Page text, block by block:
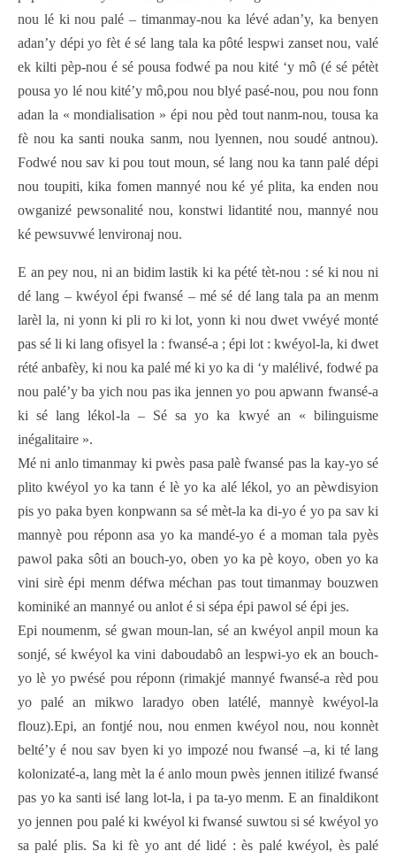
nou lé ki nou palé – timanmay-nou ka lévé adan’y, ka benyen
adan’y dépi yo fèt é sé lang tala ka pôté lespwi zanset nou, valé
ek kilti pèp-nou é sé pousa fodwé pa nou kité ‘y mô (é sé pétèt
pousa yo lé nou kité’y mô,pou nou blyé pasé-nou, pou nou fonn
adan la « mondialisation » épi nou pèd tout nanm-nou, tousa ka
fè nou ka santi nouka sanm, nou lyennen, nou soudé antnou).
Fodwé nou sav ki pou tout moun, sé lang nou ka tann palé dépi
nou toupiti, kika fomen mannyé nou ké yé plita, ka enden nou
owganizé pewsonalité nou, konstwi lidantité nou, mannyé nou
ké pewsuvwé lenvironaj nou.
E an pey nou, ni an bidim lastik ki ka pété tèt-nou : sé ki nou ni
dé lang – kwéyol épi fwansé – mé sé dé lang tala pa an menm
larèl la, ni yonn ki pli ro ki lot, yonn ki nou dwet vwéyé monté
pas sé li ki lang ofisyel la : fwansé-a ; épi lot : kwéyol-la, ki dwet
rété anbafèy, ki nou ka palé mé ki yo ka di ‘y malélivé, fodwé pa
nou palé’y ba yich nou pas ika jennen yo pou apwann fwansé-a
ki sé lang lékol-la – Sé sa yo ka kwyé an « bilinguisme
inégalitaire ».
Mé ni anlo timanmay ki pwès pasa palè fwansé pas la kay-yo sé
plito kwéyol yo ka tann é lè yo ka alé lékol, yo an pèwdisyion
pis yo paka byen konpwann sa sé mèt-la ka di-yo é yo pa sav ki
mannyè pou réponn asa yo ka mandé-yo é a moman tala pyès
pawol paka sôti an bouch-yo, oben yo ka pè koyo, oben yo ka
vini sirè épi menm défwa méchan pas tout timanmay bouzwen
kominiké an mannyé ou anlot é si sépa épi pawol sé épi jes.
Epi noumenm, sé gwan moun-lan, sé an kwéyol anpil moun ka
sonjé, sé kwéyol ka vini daboudabô an lespwi-yo ek an bouch-
yo lè yo pwésé pou réponn (rimakjé mannyé fwansé-a rèd pou
yo palé an mikwo laradyo oben latélé, mannyè kwéyol-la
flouz).Epi, an fontjé nou, nou enmen kwéyol nou, nou konnèt
belté’y é nou sav byen ki yo impozé nou fwansé –a, ki té lang
kolonizaté-a, lang mèt la é anlo moun pwès jennen itilizé fwansé
pas yo ka santi isé lang lot-la, i pa ta-yo menm. E an finaldikont
yo jennen pou palé ki kwéyol ki fwansé suwtou si sé kwéyol yo
sa palé plis. Sa ki fè yo ant dé lidé : ès palé kwéyol, ès palé